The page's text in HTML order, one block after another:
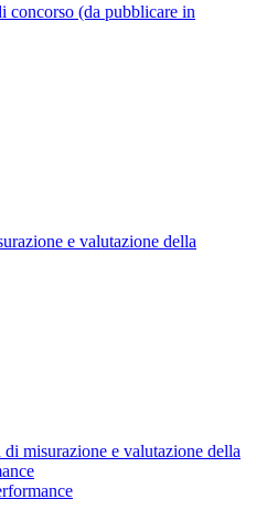
concorso (da pubblicare in
e valutazione della
di misurazione e valutazione della